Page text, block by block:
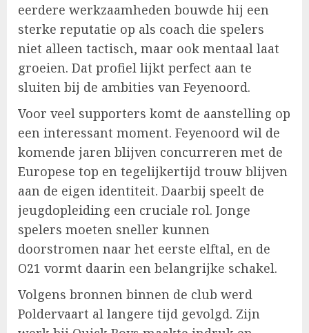
eerdere werkzaamheden bouwde hij een
sterke reputatie op als coach die spelers
niet alleen tactisch, maar ook mentaal laat
groeien. Dat profiel lijkt perfect aan te
sluiten bij de ambities van Feyenoord.
Voor veel supporters komt de aanstelling op
een interessant moment. Feyenoord wil de
komende jaren blijven concurreren met de
Europese top en tegelijkertijd trouw blijven
aan de eigen identiteit. Daarbij speelt de
jeugdopleiding een cruciale rol. Jonge
spelers moeten sneller kunnen
doorstromen naar het eerste elftal, en de
O21 vormt daarin een belangrijke schakel.
Volgens bronnen binnen de club werd
Poldervaart al langere tijd gevolgd. Zijn